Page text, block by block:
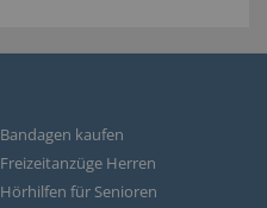
Bandagen kaufen
Freizeitanzüge Herren
Hörhilfen für Senioren